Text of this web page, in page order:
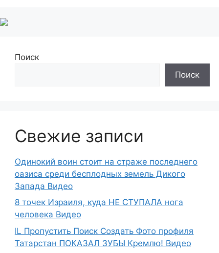
Поиск
Поиск
Свежие записи
Одинокий воин стоит на страже последнего
оазиса среди бесплодных земель Дикого
Запада Видео
8 точек Израиля, куда НЕ СТУПАЛА нога
человека Видео
IL Пропустить Поиск Создать Фото профиля
Татарстан ПОКАЗАЛ ЗУБЫ Кремлю! Видео